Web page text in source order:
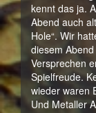
kennt das ja.
Abend auch
Hole“. Wir
diesem
Versprechen
Spielfreude.
wieder waren
Und Metaller